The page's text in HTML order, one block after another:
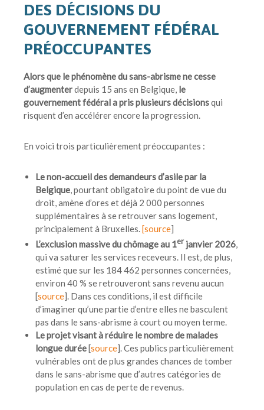
DES DÉCISIONS DU
GOUVERNEMENT FÉDÉRAL
PRÉOCCUPANTES
Alors que le phénomène du sans-abrisme ne cesse
d’augmenterdepuis 15 ans en Belgique, le
gouvernement fédéral a pris plusieurs décisionsqui
risquent d’en accélérer encore la progression.
En voici trois particulièrement préoccupantes :
Le non-accueil des demandeurs d’asile par la
Belgique, pourtant obligatoire du point de vue du
droit, amène d’ores et déjà 2 000 personnes
supplémentaires à se retrouver sans logement,
principalement à Bruxelles.[source]
L’exclusion massive du chômage au 1er janvier 2026,
qui va saturer les services receveurs. Il est, de plus,
estimé que sur les 184 462 personnes concernées,
environ 40 % se retrouveront sans revenu aucun
[source]. Dans ces conditions, il est difficile
d’imaginer qu’une partie d’entre elles ne basculent
pas dans le sans-abrisme à court ou moyen terme.
Le projet visant à réduire le nombre de malades
longue durée[source]. Ces publics particulièrement
vulnérables ont de plus grandes chances de tomber
dans le sans-abrisme que d’autres catégories de
population en cas de perte de revenus.